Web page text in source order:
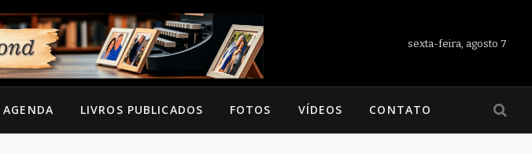
sexta-feira, agosto 7
AGENDA LIVROS PUBLICADOS FOTOS VÍDEOS CONTATO